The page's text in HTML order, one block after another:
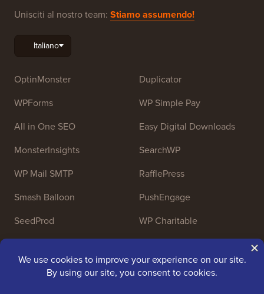
Unisciti al nostro team: Stiamo assumendo!
OptinMonster
WPForms
All in One SEO
MonsterInsights
WP Mail SMTP
Smash Balloon
SeedProd
Duplicator
WP Simple Pay
Easy Digital Downloads
SearchWP
RafflePress
PushEngage
WP Charitable